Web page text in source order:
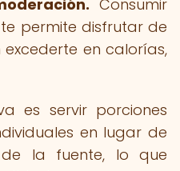
Consumir
permite disfrutar de
en calorías,
es servir porciones
en lugar de
la fuente, lo que